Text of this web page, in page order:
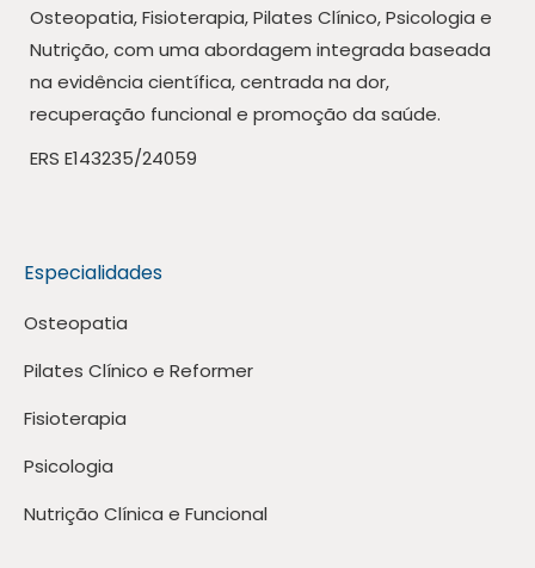
Osteopatia, Fisioterapia, Pilates Clínico, Psicologia e
Nutrição, com uma abordagem integrada baseada
na evidência científica, centrada na dor,
recuperação funcional e promoção da saúde.
ERS E143235/24059
Especialidades
Osteopatia
Pilates Clínico e Reformer
Fisioterapia
Psicologia
Nutrição Clínica e Funcional